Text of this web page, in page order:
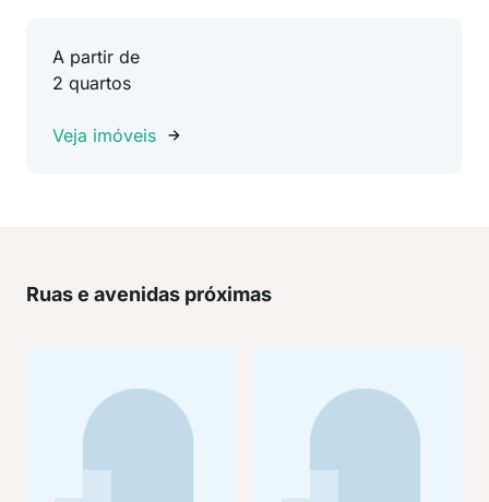
A partir de
2 quartos
Veja imóveis
Ruas e avenidas próximas